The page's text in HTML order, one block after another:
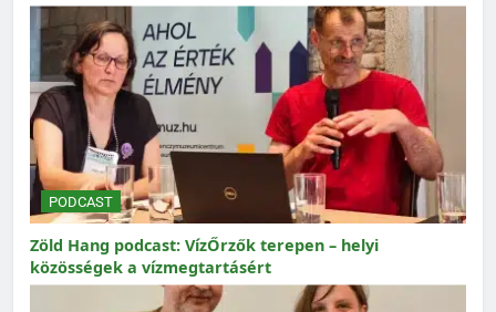
PODCAST
Zöld Hang podcast: VízŐrzők terepen – helyi
közösségek a vízmegtartásért